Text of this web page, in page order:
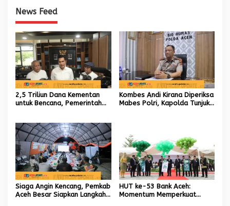
News Feed
2,5 Triliun Dana Kementan
untuk Bencana, Pemerintah
Kombes Andi Kirana Diperiksa
Mabes Polri, Kapolda Tunjuk
Siaga Angin Kencang, Pemkab
Aceh Besar Siapkan Langkah
HUT ke-53 Bank Aceh:
Momentum Memperkuat